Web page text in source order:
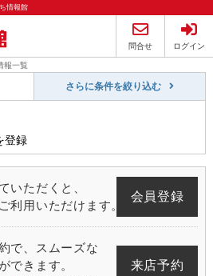
情報館
問合せ ログイン
報一覧
さらに条件を絞り込む
登録
いただくと、
利用いただけます。
会員登録
で、スムーズな
できます。
来店予約